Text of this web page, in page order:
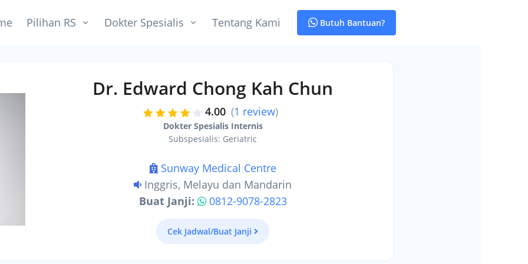
Pilihan RS Dokter Spesialis Tentang Kami Butuh Bantuan?
Dr. Edward Chong Kah Chun
4.00 (1 review)
Dokter Spesialis Internis
Subspesialis: Geriatric
Sunway Medical Centre
Inggris, Melayu dan Mandarin
Buat Janji:
0812-9078-2823
Cek Jadwal/Buat Janji